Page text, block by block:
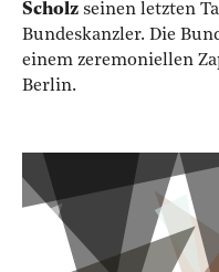
Scholz seinen letzten
Bundeskanzler. Die
einem zeremoniellen
Berlin.